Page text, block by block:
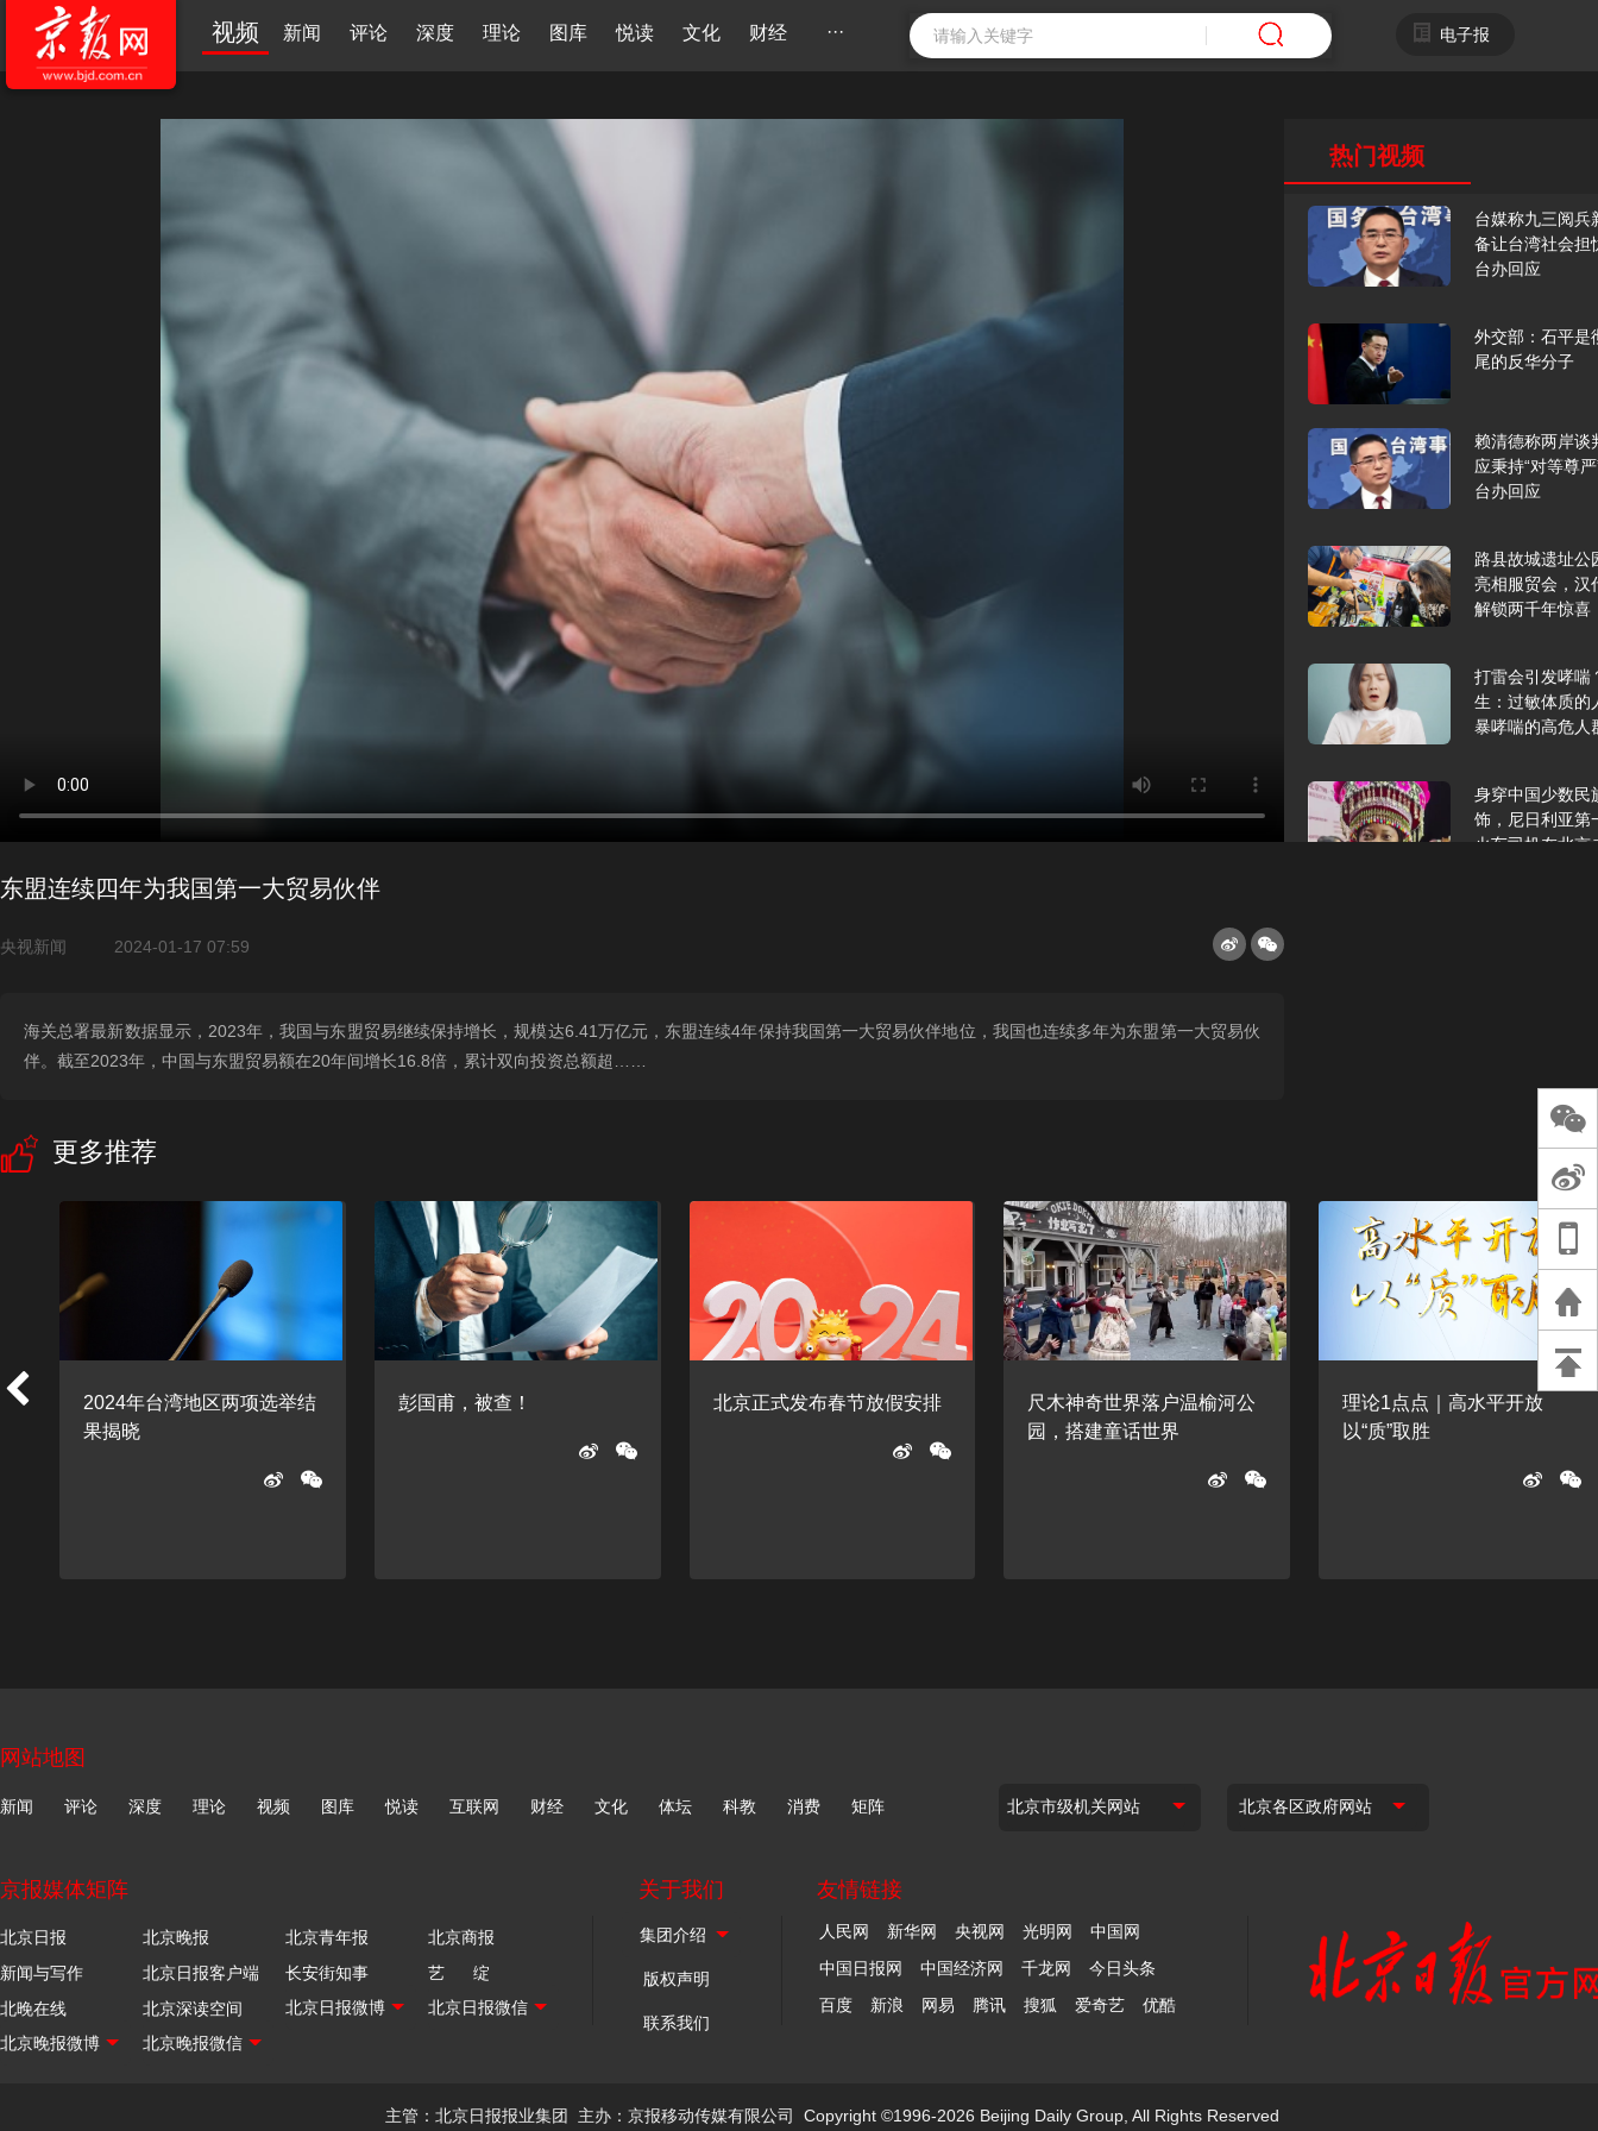
视频 新闻 评论 深度 理论 图库 悦读 文化 财经 ··· 电子报
热门视频
台媒称九三阅兵
备让台湾社会担
台办回应
外交部：石平是
尾的反华分子
赖清德称两岸谈
应秉持“对等尊
台办回应
路县故城遗址公
亮相服贸会，汉
解锁两千年惊喜
打雷会引发哮喘
生：过敏体质的
暴哮喘的高危人
身穿中国少数民
饰，尼日利亚第
火车司机在北京
谈过去 谈谈未来
天桥艺术中心一
演出，国际项目
重庆一高校学生
死，官方通报：
刑案，网传遗体
东盟连续四年为我国第一大贸易伙伴
央视新闻 2024-01-17 07:59
海关总署最新数据显示，2023年，我国与东盟贸易继续保持增长，规模达6.41万亿元，东盟连续4年保持我国第一大贸易伙伴地位，我国也连续多年为东盟第一大贸易伙
伴。截至2023年，中国与东盟贸易额在20年间增长16.8倍，累计双向投资总额超……
更多推荐
2024年台湾地区两项选举结
果揭晓
彭国甫，被查！ 北京正式发布春节放假安排
尺木神奇世界落户温榆河公
园，搭建童话世界
理论1点点｜高水平开放
以“质”取胜
网站地图
新闻 评论 深度 理论 视频 图库 悦读 互联网 财经 文化 体坛 科教 消费 矩阵
京报媒体矩阵
北京日报 北京晚报 北京青年报
北京商报
新闻与写作
北京日报客户端 长安街知事
艺 绽
北晚在线
北京深读空间
关于我们
版权声明
联系我们
友情链接
人民网 新华网 央视网 光明网
中国网
中国日报网
中国经济网 千龙网
今日头条
百度
新浪 网易 腾讯 搜狐 爱奇艺 优酷
主管：北京日报报业集团 主办：京报移动传媒有限公司 Copyright ©1996-2026 Beijing Daily Group, All Rights Reserved